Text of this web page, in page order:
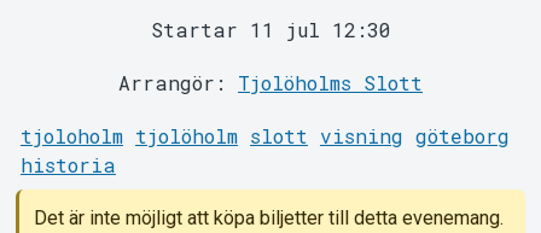
Support
Startar 11 jul 12:30
Arrangör: Tjolöholms Slott
tjoloholm tjolöholm slott visning göteborg
historia
Det är inte möjligt att köpa biljetter till detta evenemang.